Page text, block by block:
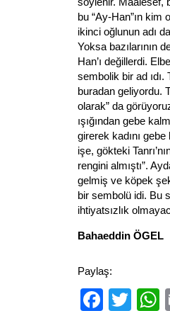
bu “Ay-Han”ın kim
ikinci oğlunun adı
Yoksa bazılarının
Han’ı değillerdi.
sembolik bir ad
buradan geliyordu.
olarak” da
ışığından gebe
girerek kadını
işe, gökteki
rengini almıştı”.
gelmiş ve köpek
bir sembolü idi. Bu
ihtiyatsızlık
Bahaeddin ÖGEL
Paylaş: